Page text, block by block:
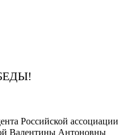
Российской ассоциации
Валентины Антоновны